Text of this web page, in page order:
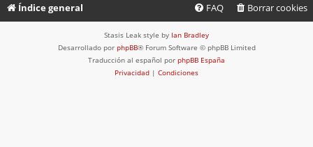
Índice general Borrar cookies
FAQ
Stasis Leak style by Ian Bradley
Desarrollado por phpBB® Forum Software © phpBB Limited
Traducción al español por phpBB España
Privacidad | Condiciones